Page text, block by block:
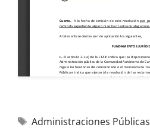
Administraciones Públicas